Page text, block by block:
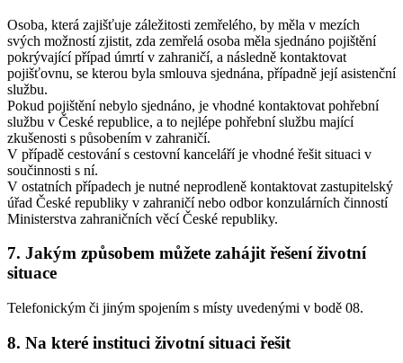
Osoba, která zajišťuje záležitosti zemřelého, by měla v mezích
svých možností zjistit, zda zemřelá osoba měla sjednáno pojištění
pokrývající případ úmrtí v zahraničí, a následně kontaktovat
pojišťovnu, se kterou byla smlouva sjednána, případně její asistenční
službu.
Pokud pojištění nebylo sjednáno, je vhodné kontaktovat pohřební
službu v České republice, a to nejlépe pohřební službu mající
zkušenosti s působením v zahraničí.
V případě cestování s cestovní kanceláří je vhodné řešit situaci v
součinnosti s ní.
V ostatních případech je nutné neprodleně kontaktovat zastupitelský
úřad České republiky v zahraničí nebo odbor konzulárních činností
Ministerstva zahraničních věcí České republiky.
7. Jakým způsobem můžete zahájit řešení životní
situace
Telefonickým či jiným spojením s místy uvedenými v bodě 08.
8. Na které instituci životní situaci řešit